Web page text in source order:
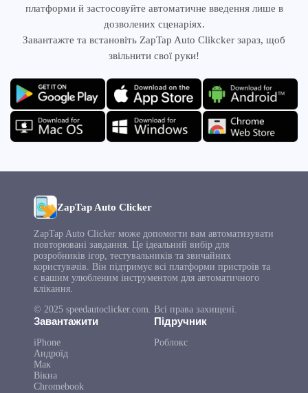
платформи й застосовуйте автоматичне введення лише в
дозволених сценаріях.
Завантажте та встановіть ZapTap Auto Clikcker зараз, щоб
звільнити свої руки!
ZapTap Auto Clicker
ZapTap Auto Clicker може допомогти вам автоматизувати
повторювані завдання. Це ідеальний вибір для
розробників ігор, тестувальників та звичайних
користувачів. Він підтримує всі платформи пристроїв та
є вашим улюбленим інструментом для автоматичного
клікання.
© 2025 speedautoclicker.com. Всі права захищені.
Завантажити
iPhone
Андроїд
Мак
Вікна
Chromebook
Підручник
Роблокс